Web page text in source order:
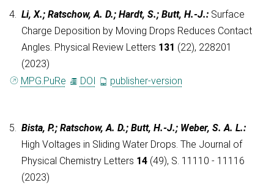
4. Li, X.; Ratschow, A. D.; Hardt, S.; Butt, H.-J.: Surface
Charge Deposition by Moving Drops Reduces Contact
Angles. Physical Review Letters 131 (22), 228201
(2023)
MPG.PuRe
DOI publisher-version
5. Bista, P.; Ratschow, A. D.; Butt, H.-J.; Weber, S. A. L.:
High Voltages in Sliding Water Drops. The Journal of
Physical Chemistry Letters 14 (49), S. 11110 - 11116
(2023)